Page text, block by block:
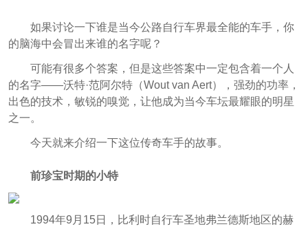
如果讨论一下谁是当今公路自行车界最全能的车手，你
的脑海中会冒出来谁的名字呢？
可能有很多个答案，但是这些答案中一定包含着一个人
的名字——沃特·范阿尔特（Wout van Aert），强劲的功率，
出色的技术，敏锐的嗅觉，让他成为当今车坛最耀眼的明星
之一。
今天就来介绍一下这位传奇车手的故事。
前珍宝时期的小特
1994年9月15日，比利时自行车圣地弗兰德斯地区的赫